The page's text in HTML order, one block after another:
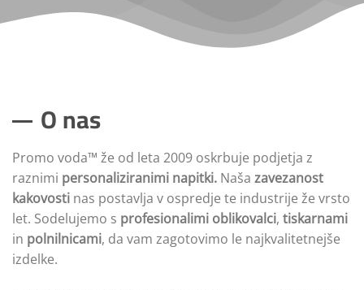
O nas
Promo voda™ že od leta 2009 oskrbuje podjetja z
raznimi personaliziranimi napitki. Naša zavezanost
kakovosti nas postavlja v ospredje te industrije že vrsto
let. Sodelujemo s profesionalimi oblikovalci, tiskarnami
in polnilnicami, da vam zagotovimo le najkvalitetnejše
izdelke.